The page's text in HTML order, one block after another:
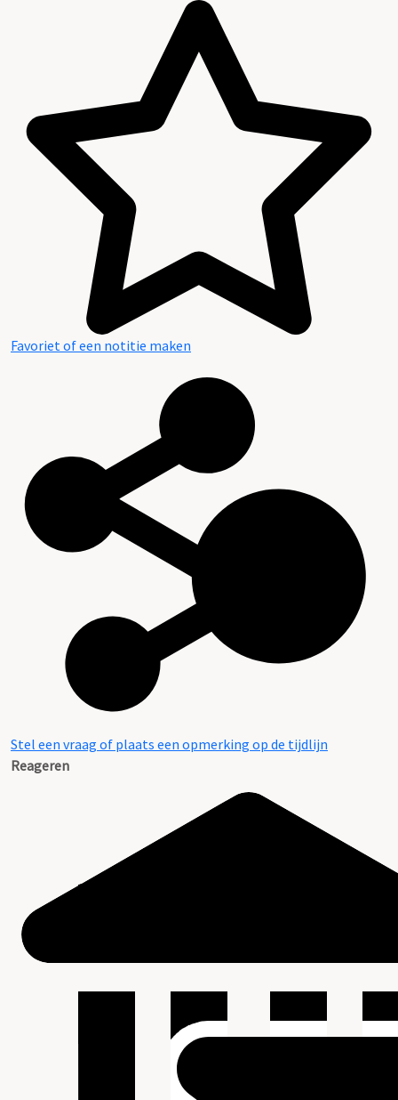
Favoriet of een notitie maken
Stel een vraag of plaats een opmerking op de tijdlijn
Reageren